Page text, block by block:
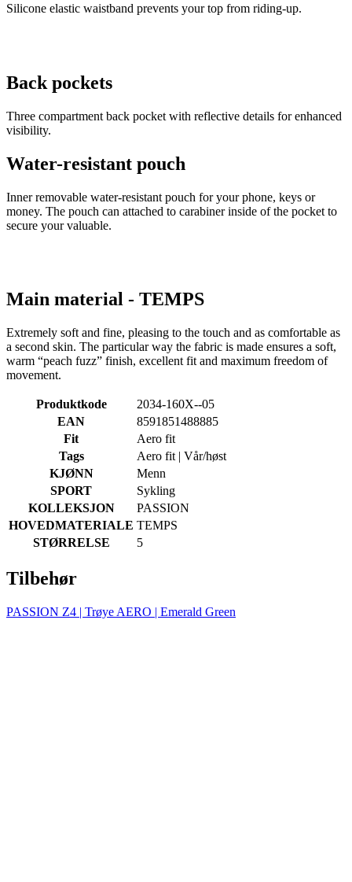
Silicone elastic waistband prevents your top from riding-up.
Back pockets
Three compartment back pocket with reflective details for enhanced
visibility.
Water-resistant pouch
Inner removable water-resistant pouch for your phone, keys or
money. The pouch can attached to carabiner inside of the pocket to
secure your valuable.
Main material - TEMPS
Extremely soft and fine, pleasing to the touch and as comfortable as
a second skin. The particular way the fabric is made ensures a soft,
warm “peach fuzz” finish, excellent fit and maximum freedom of
movement.
Produktkode
2034-160X--05
EAN
8591851488885
Fit
Aero fit
Tags
Aero fit | Vår/høst
KJØNN
Menn
SPORT
Sykling
KOLLEKSJON
PASSION
HOVEDMATERIALE TEMPS
STØRRELSE
5
Tilbehør
PASSION Z4 | Trøye AERO | Emerald Green